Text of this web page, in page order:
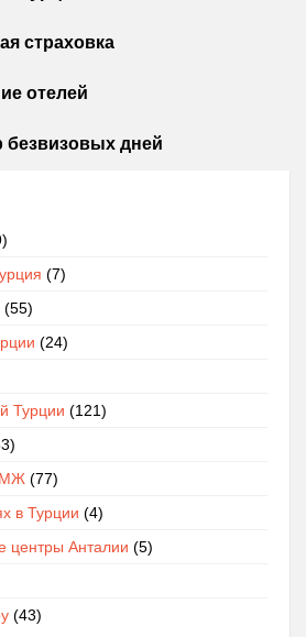
страховка
отелей
безвизовых дней
(7)
(55)
(24)
Турции (121)
(77)
в Турции (4)
центры Анталии (5)
(43)